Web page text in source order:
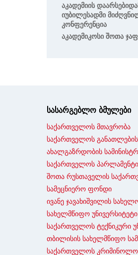
Აკადემიის
Იუბილესადმი
Კონფერენცია
Აკადემიკოსი Შოთა
სასარგებლო ბმულები
საქართველოს მთავრობა
საქართველოს
ახალგაზრდობის
საქართველოს პარლამენტი
შოთა რუსთაველის
სამეცნიერო ფონდი
ივანე ჯავახიშვილის
სახელმწიფო უნივერსიტეტი
საქართველოს ტექნიკური
თბილისის სახელმწიფო
საქართველოს